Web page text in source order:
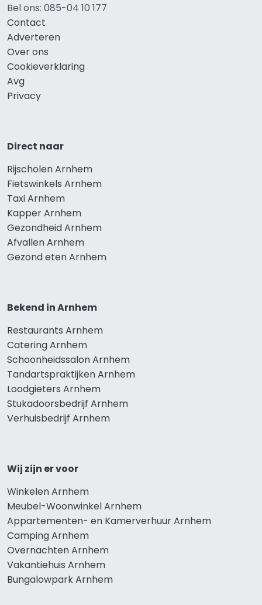
Bel ons: 085-04 10 177
Contact
Adverteren
Over ons
Cookieverklaring
Avg
Privacy
Direct naar
Rijscholen Arnhem
Fietswinkels Arnhem
Taxi Arnhem
Kapper Arnhem
Gezondheid Arnhem
Afvallen Arnhem
Gezond eten Arnhem
Bekend in Arnhem
Restaurants Arnhem
Catering Arnhem
Schoonheidssalon Arnhem
Tandartspraktijken Arnhem
Loodgieters Arnhem
Stukadoorsbedrijf Arnhem
Verhuisbedrijf Arnhem
Wij zijn er voor
Winkelen Arnhem
Meubel-Woonwinkel Arnhem
Appartementen- en Kamerverhuur Arnhem
Camping Arnhem
Overnachten Arnhem
Vakantiehuis Arnhem
Bungalowpark Arnhem